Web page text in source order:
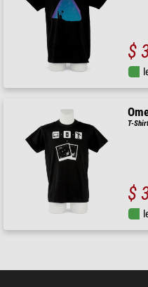
$
T-
$